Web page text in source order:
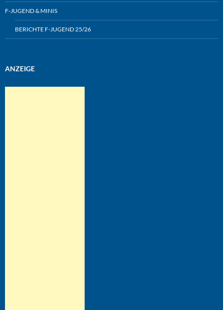
F-JUGEND & MINIS
BERICHTE F-JUGEND 25/26
ANZEIGE